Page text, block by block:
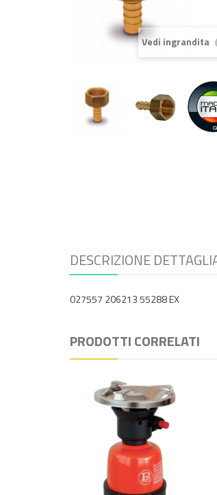
Vedi ingrandita
DESCRIZIONE
027557 206213 55288 EX
PRODOTTI CORRELATI